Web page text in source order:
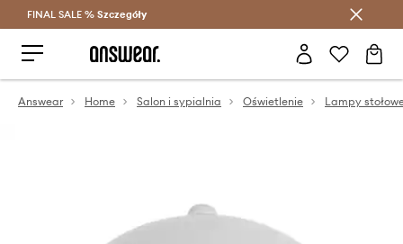
Oszczędzaj z Answear Club >
FINAL SALE % Szczegóły
Answear Home Salon i sypialnia Oświetlenie Lampy